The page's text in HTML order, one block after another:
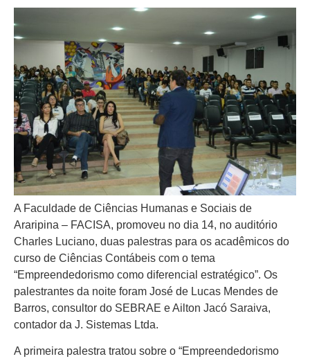
A Faculdade de Ciências Humanas e Sociais de
Araripina – FACISA, promoveu no dia 14, no auditório
Charles Luciano, duas palestras para os acadêmicos do
curso de Ciências Contábeis com o tema
“Empreendedorismo como diferencial estratégico”. Os
palestrantes da noite foram José de Lucas Mendes de
Barros, consultor do SEBRAE e Ailton Jacó Saraiva,
contador da J. Sistemas Ltda.
A primeira palestra tratou sobre o “Empreendedorismo